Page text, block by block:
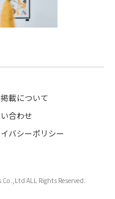
載について
合わせ
バシーポリシー
ALL Rights Reserved.